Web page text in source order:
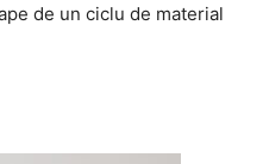
de un ciclu de material